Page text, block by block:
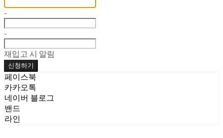
-
-
재입고 시 알림
신청하기
페이스북
카카오톡
네이버 블로그
밴드
라인